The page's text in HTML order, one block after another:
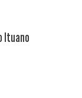
Ituano